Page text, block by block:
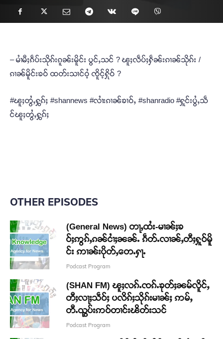
– မၢႆမီႈၵဵပ်းသိုၵ်းၵူၼ်းမိူင်း ပွင်ႇသင် ? ၽူႈလဵပ်ႈႁဵၼ်းၵၢၼ်သိုၵ်း /
ၵၢၼ်မိူင်းၶဝ် ထတ်းသၢင်ဝႆ့ ၸိူင့်ႁိုဝ် ?
#ၽူႈတွႆႇႁွၵ်ႈ #shannews #လၢႆးၵၢၼ်ၶၢဝ်ႇ #shanradio #ႁူင်းပွႆႇသဵ
င်ၽူႈတွႆႇႁွၵ်ႈ
OTHER EPISODES
(General News) တႃႇထႆး-မၢၼ်ႈၶ
ဝ်ႈဢွၵ်ႇၵၼ်ငၢႆႈၼၼ်ႉ ၵဵတ်ႉလၢၼ်ႇတီႈႁူဝ်မိူ
င်း ဢၢၼ်းပိုတ်ႇတေႉႁႃႉ
Podcast Program
(SHAN FM) ၽူႈလၵ်ႉၸၵ်ႉၶုတ်ႈၼမ်လိူင်ႇ
တီႈလႃႈသဵဝ်ႈ ပလိၵ်ႈသိုၵ်းမၢၼ်ႈ ဢမ်ႇ
တီႉၺွပ်းဢဝ်တၢင်းၽိတ်းသင်
Podcast Program